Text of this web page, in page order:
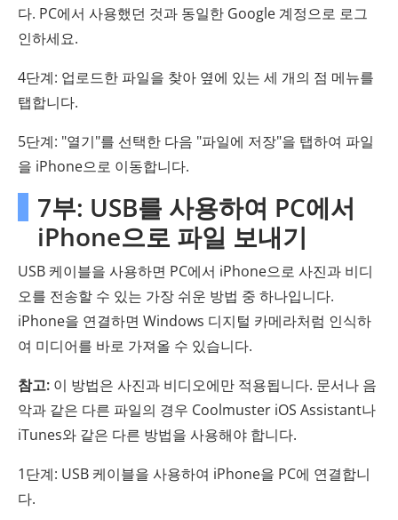
다. PC에서 사용했던 것과 동일한 Google 계정으로 로그
인하세요.
4단계: 업로드한 파일을 찾아 옆에 있는 세 개의 점 메뉴를
탭합니다.
5단계: "열기"를 선택한 다음 "파일에 저장"을 탭하여 파일
을 iPhone으로 이동합니다.
7부: USB를 사용하여 PC에서
iPhone으로 파일 보내기
USB 케이블을 사용하면 PC에서 iPhone으로 사진과 비디
오를 전송할 수 있는 가장 쉬운 방법 중 하나입니다.
iPhone을 연결하면 Windows 디지털 카메라처럼 인식하
여 미디어를 바로 가져올 수 있습니다.
참고: 이 방법은 사진과 비디오에만 적용됩니다. 문서나 음
악과 같은 다른 파일의 경우 Coolmuster iOS Assistant나
iTunes와 같은 다른 방법을 사용해야 합니다.
1단계: USB 케이블을 사용하여 iPhone을 PC에 연결합니
다.